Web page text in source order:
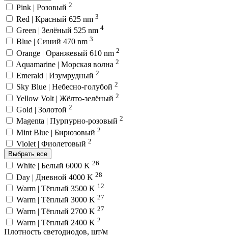
Pink | Розовый 2
Red | Красный 625 nm 3
Green | Зелёный 525 nm 4
Blue | Синий 470 nm 3
Orange | Оранжевый 610 nm 2
Aquamarine | Морская волна 2
Emerald | Изумрудный 2
Sky Blue | Небесно-голубой 2
Yellow Volt | Жёлто-зелёный 2
Gold | Золотой 2
Magenta | Пурпурно-розовый 2
Mint Blue | Бирюзовый 2
Violet | Фиолетовый 2
Выбрать все
White | Белый 6000 K 26
Day | Дневной 4000 K 28
Warm | Тёплый 3500 K 12
Warm | Тёплый 3000 K 27
Warm | Тёплый 2700 K 27
Warm | Тёплый 2400 K 2
Плотность светодиодов, шт/м